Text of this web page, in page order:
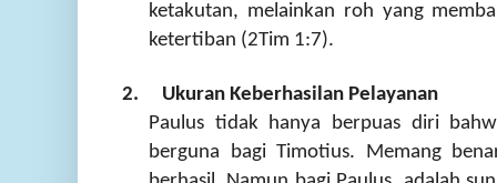
ketakutan, melainkan roh yang
ketertiban (2Tim 1:7).
2.
Ukuran Keberhasilan Pelayanan
Paulus tidak hanya berpuas diri
berguna bagi Timotius. Memang